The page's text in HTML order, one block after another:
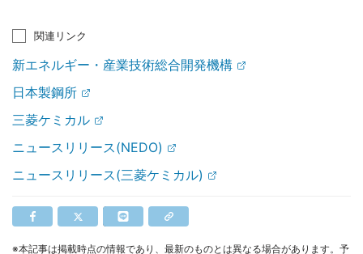
関連リンク
新エネルギー・産業技術総合開発機構
日本製鋼所
三菱ケミカル
ニュースリリース(NEDO)
ニュースリリース(三菱ケミカル)
※本記事は掲載時点の情報であり、最新のものとは異なる場合があります。予